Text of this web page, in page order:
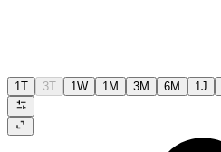
1T 3T 1W 1M 3M 6M 1J